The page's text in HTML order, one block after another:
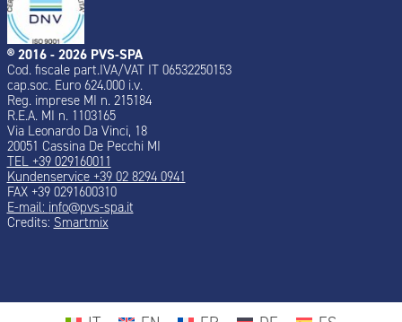
® 2016 - 2026 PVS-SPA
Cod. fiscale part.IVA/VAT IT 06532250153
cap.soc. Euro 624.000 i.v.
Reg. imprese MI n. 215184
R.E.A. MI n. 1103165
Via Leonardo Da Vinci, 18
20051 Cassina De Pecchi MI
TEL +39 029160011
Kundenservice +39 02 8294 0941
FAX +39 0291600310
E-mail: info@pvs-spa.it
Credits: Smartmix